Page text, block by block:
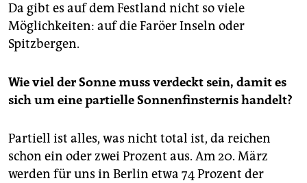
Da gibt es auf dem Festland nicht so viele
Möglichkeiten: auf die Faröer Inseln oder
Spitzbergen.
Wie viel der Sonne muss verdeckt sein, damit es
sich um eine partielle Sonnenfinsternis handelt?
Partiell ist alles, was nicht total ist, da reichen
schon ein oder zwei Prozent aus. Am 20. März
werden für uns in Berlin etwa 74 Prozent der